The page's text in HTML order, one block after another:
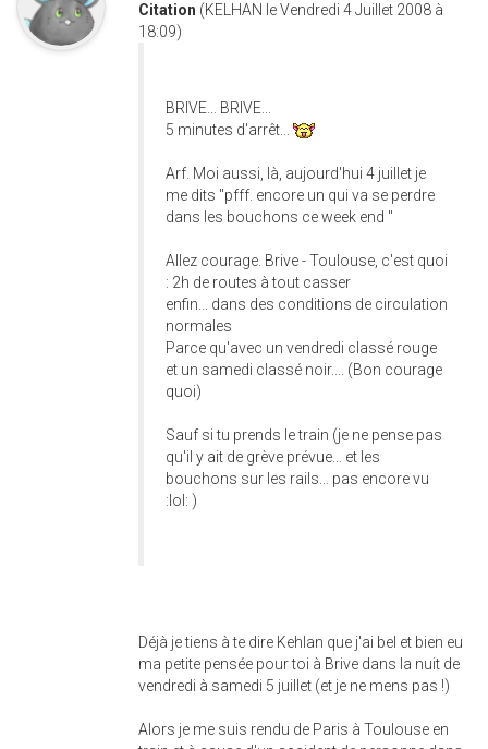
Citation (KELHAN le Vendredi 4 Juillet 2008 à
18:09)
BRIVE... BRIVE...
5 minutes d'arrêt...
Arf. Moi aussi, là, aujourd'hui 4 juillet je
me dits "pfff. encore un qui va se perdre
dans les bouchons ce week end "
Allez courage. Brive - Toulouse, c'est quoi
: 2h de routes à tout casser
enfin... dans des conditions de circulation
normales
Parce qu'avec un vendredi classé rouge
et un samedi classé noir.... (Bon courage
quoi)
Sauf si tu prends le train (je ne pense pas
qu'il y ait de grève prévue... et les
bouchons sur les rails... pas encore vu
:lol: )
Déjà je tiens à te dire Kehlan que j'ai bel et bien eu
ma petite pensée pour toi à Brive dans la nuit de
vendredi à samedi 5 juillet (et je ne mens pas !)
Alors je me suis rendu de Paris à Toulouse en